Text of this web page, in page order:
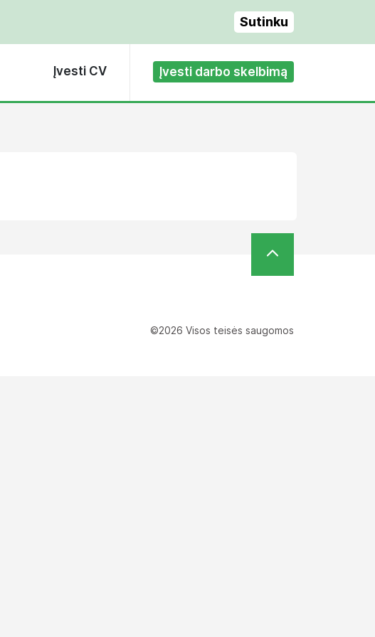
Sutinku
Įvesti CV Įvesti darbo skelbimą
©2026 Visos teisės saugomos